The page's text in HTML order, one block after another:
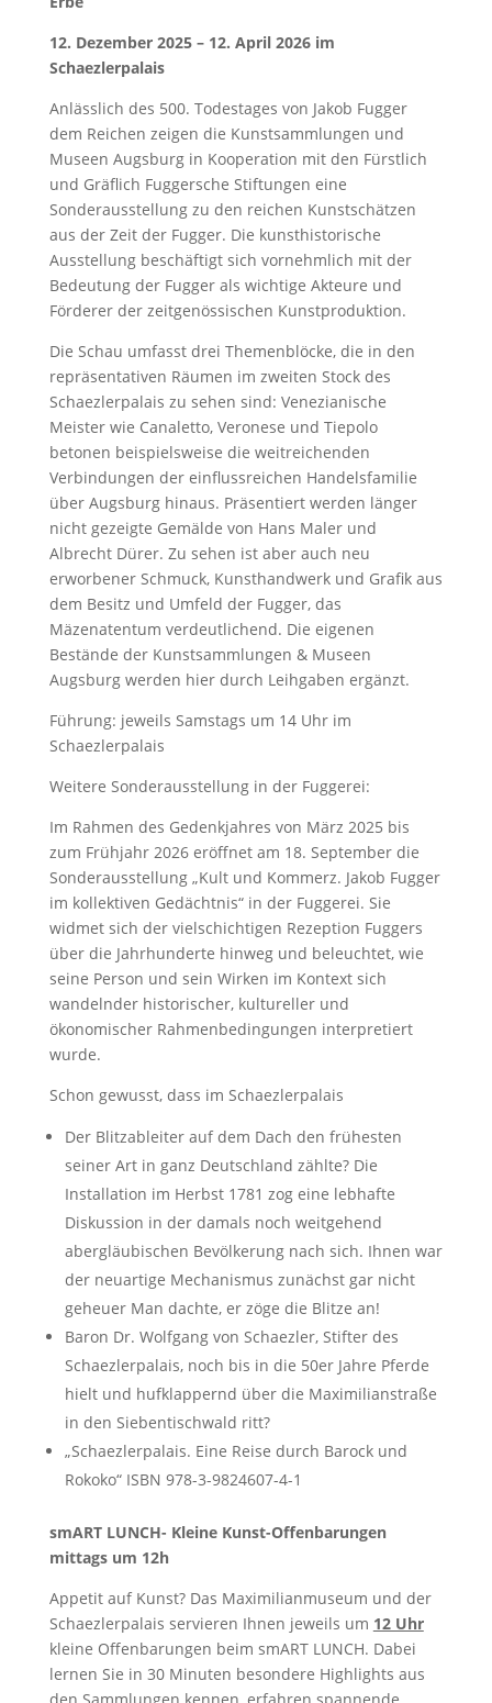
12. Dezember 2025 – 12. April 2026 im
Schaezlerpalais
Anlässlich des 500. Todestages von Jakob Fugger
dem Reichen zeigen die Kunstsammlungen und
Museen Augsburg in Kooperation mit den Fürstlich
und Gräflich Fuggersche Stiftungen eine
Sonderausstellung zu den reichen Kunstschätzen
aus der Zeit der Fugger. Die kunsthistorische
Ausstellung beschäftigt sich vornehmlich mit der
Bedeutung der Fugger als wichtige Akteure und
Förderer der zeitgenössischen Kunstproduktion.
Die Schau umfasst drei Themenblöcke, die in den
repräsentativen Räumen im zweiten Stock des
Schaezlerpalais zu sehen sind: Venezianische
Meister wie Canaletto, Veronese und Tiepolo
betonen beispielsweise die weitreichenden
Verbindungen der einflussreichen Handelsfamilie
über Augsburg hinaus. Präsentiert werden länger
nicht gezeigte Gemälde von Hans Maler und
Albrecht Dürer. Zu sehen ist aber auch neu
erworbener Schmuck, Kunsthandwerk und Grafik aus
dem Besitz und Umfeld der Fugger, das
Mäzenatentum verdeutlichend. Die eigenen
Bestände der Kunstsammlungen & Museen
Augsburg werden hier durch Leihgaben ergänzt.
Führung: jeweils Samstags um 14 Uhr im
Schaezlerpalais
Weitere Sonderausstellung in der Fuggerei:
Im Rahmen des Gedenkjahres von März 2025 bis
zum Frühjahr 2026 eröffnet am 18. September die
Sonderausstellung „Kult und Kommerz. Jakob Fugger
im kollektiven Gedächtnis“ in der Fuggerei. Sie
widmet sich der vielschichtigen Rezeption Fuggers
über die Jahrhunderte hinweg und beleuchtet, wie
seine Person und sein Wirken im Kontext sich
wandelnder historischer, kultureller und
ökonomischer Rahmenbedingungen interpretiert
wurde.
Schon gewusst, dass im Schaezlerpalais
Der Blitzableiter auf dem Dach den frühesten
seiner Art in ganz Deutschland zählte? Die
Installation im Herbst 1781 zog eine lebhafte
Diskussion in der damals noch weitgehend
abergläubischen Bevölkerung nach sich. Ihnen war
der neuartige Mechanismus zunächst gar nicht
geheuer Man dachte, er zöge die Blitze an!
Baron Dr. Wolfgang von Schaezler, Stifter des
Schaezlerpalais, noch bis in die 50er Jahre Pferde
hielt und hufklappernd über die Maximilianstraße
in den Siebentischwald ritt?
„Schaezlerpalais. Eine Reise durch Barock und
Rokoko“ ISBN 978-3-9824607-4-1
smART LUNCH- Kleine Kunst-Offenbarungen
mittags um 12h
Appetit auf Kunst? Das Maximilianmuseum und der
Schaezlerpalais servieren Ihnen jeweils um 12 Uhr
kleine Offenbarungen beim smART LUNCH. Dabei
lernen Sie in 30 Minuten besondere Highlights aus